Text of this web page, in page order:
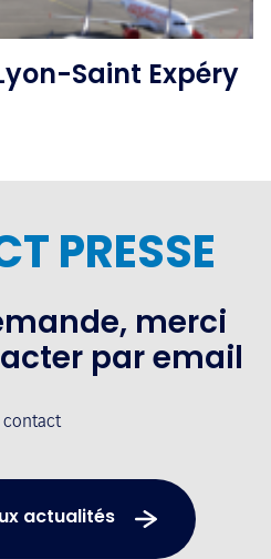
Saint Expéry
PRESSE
merci
par email
contact
actualités